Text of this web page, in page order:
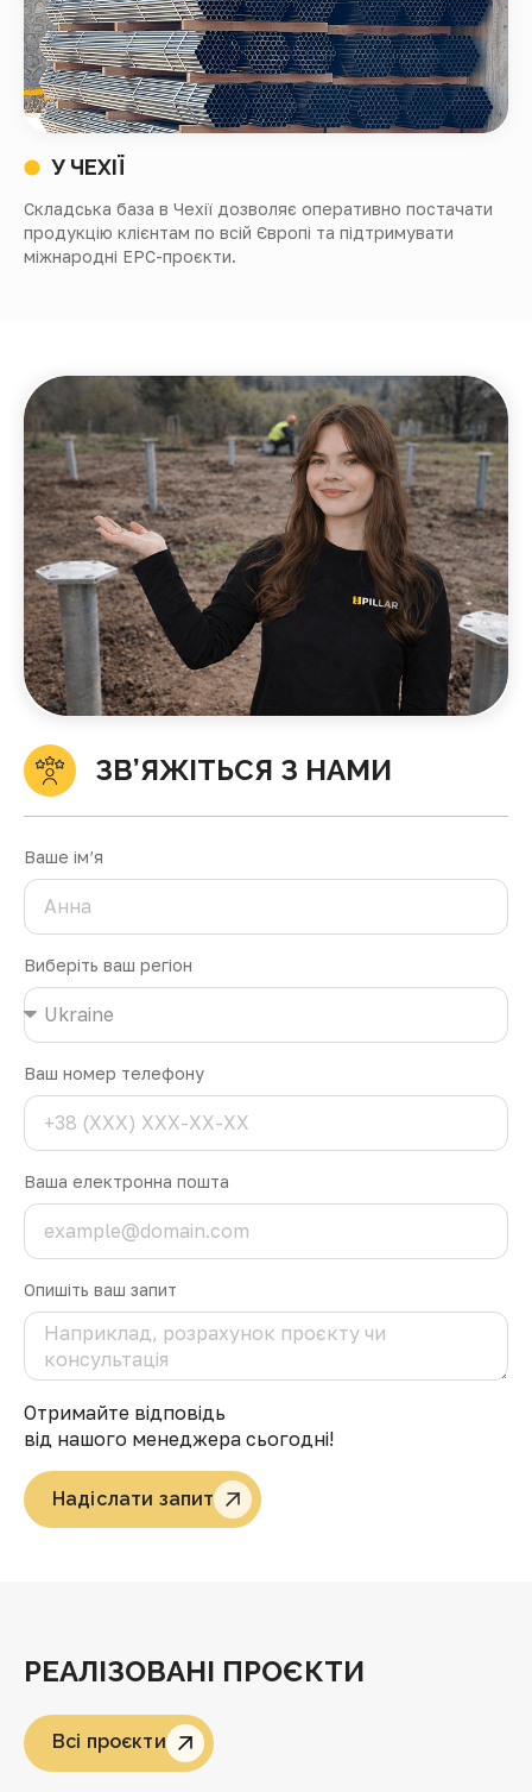
У ЧЕХІЇ
Складська база в Чехії дозволяє оперативно постачати
продукцію клієнтам по всій Європі та підтримувати
міжнародні EPC-проєкти.
ЗВ’ЯЖІТЬСЯ З НАМИ
Ваше ім’я
Виберіть ваш регіон
Ваш номер телефону
Ваша електронна пошта
Опишіть ваш запит
Отримайте відповідь
від нашого менеджера сьогодні!
Надіслати запит
РЕАЛІЗОВАНІ ПРОЄКТИ
Всі проєкти